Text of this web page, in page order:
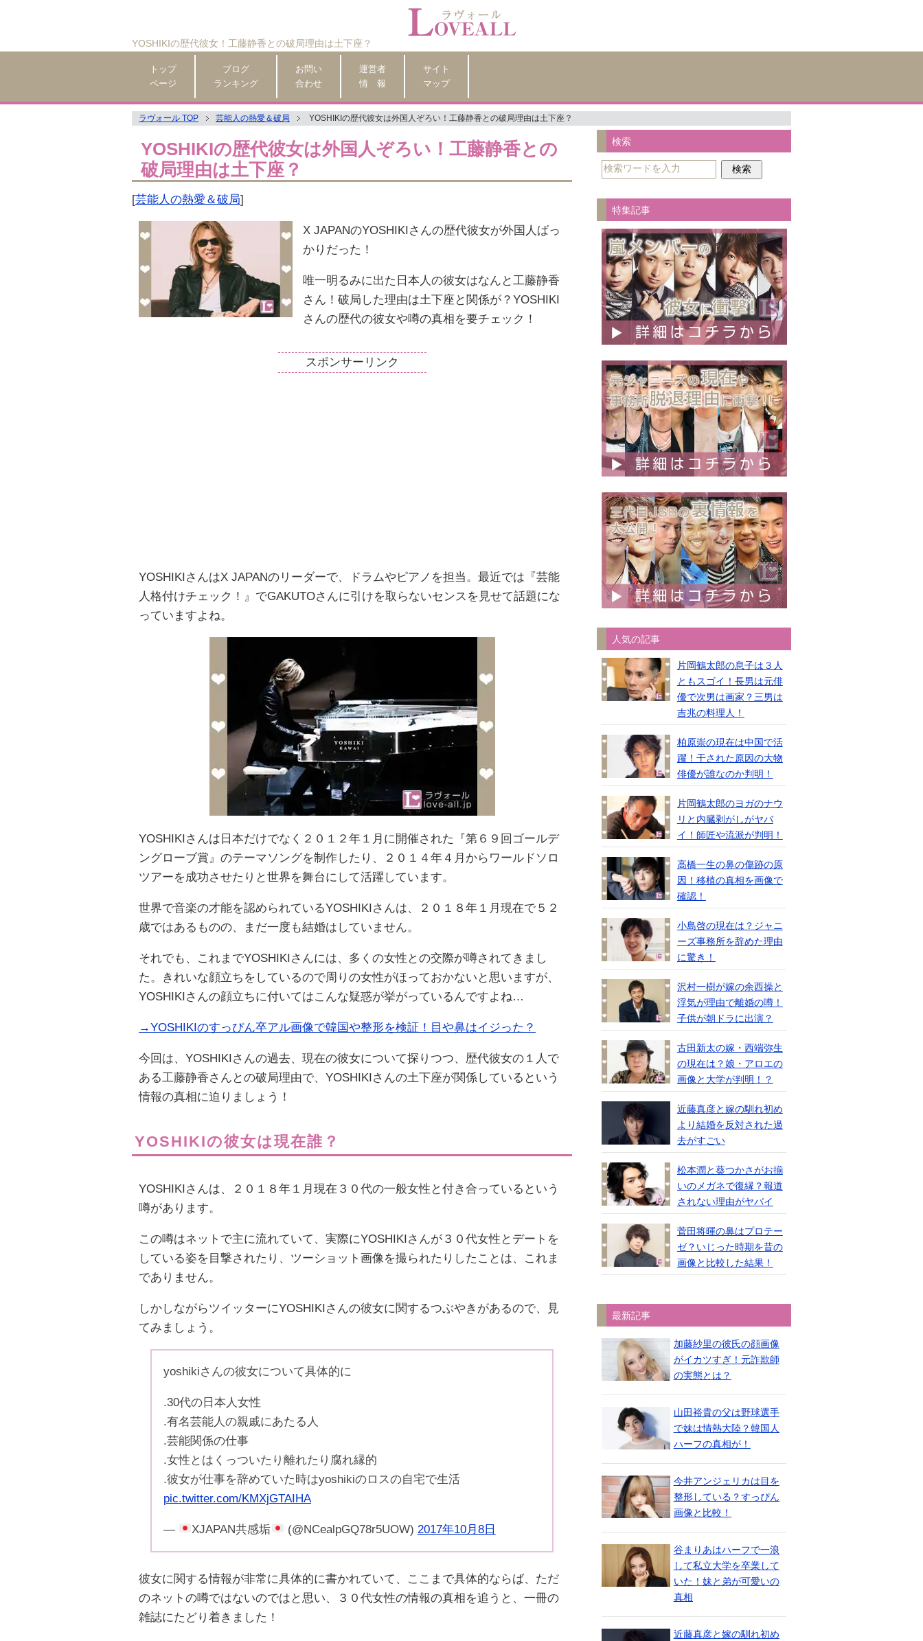
YOSHIKIの歴代彼女！工藤静香との破局理由は土下座？
トップ
ページ
ブログ
ランキング
お問い
合わせ
運営者
情 報
サイト
マップ
ラヴォール TOP 芸能人の熱愛＆破局 YOSHIKIの歴代彼女は外国人ぞろい！工藤静香との破局理由は土下座？
YOSHIKIの歴代彼女は外国人ぞろい！工藤静香との
破局理由は土下座？
[芸能人の熱愛＆破局]
X JAPANのYOSHIKIさんの歴代彼女が外国人ばっ
かりだった！
唯一明るみに出た日本人の彼女はなんと工藤静香
さん！破局した理由は土下座と関係が？YOSHIKI
さんの歴代の彼女や噂の真相を要チェック！
スポンサーリンク
YOSHIKIさんはX JAPANのリーダーで、ドラムやピアノを担当。最近では『芸能
人格付けチェック！』でGAKUTOさんに引けを取らないセンスを見せて話題にな
っていますよね。
YOSHIKIさんは日本だけでなく２０１２年１月に開催された『第６９回ゴールデ
ングローブ賞』のテーマソングを制作したり、２０１４年４月からワールドソロ
ツアーを成功させたりと世界を舞台にして活躍しています。
世界で音楽の才能を認められているYOSHIKIさんは、２０１８年１月現在で５２
歳ではあるものの、まだ一度も結婚はしていません。
それでも、これまでYOSHIKIさんには、多くの女性との交際が噂されてきまし
た。きれいな顔立ちをしているので周りの女性がほっておかないと思いますが、
YOSHIKIさんの顔立ちに付いてはこんな疑惑が挙がっているんですよね…
→YOSHIKIのすっぴん卒アル画像で韓国や整形を検証！目や鼻はイジった？
今回は、YOSHIKIさんの過去、現在の彼女について探りつつ、歴代彼女の１人で
ある工藤静香さんとの破局理由で、YOSHIKIさんの土下座が関係しているという
情報の真相に迫りましょう！
YOSHIKIの彼女は現在誰？
YOSHIKIさんは、２０１８年１月現在３０代の一般女性と付き合っているという
噂があります。
この噂はネットで主に流れていて、実際にYOSHIKIさんが３０代女性とデートを
している姿を目撃されたり、ツーショット画像を撮られたりしたことは、これま
でありません。
しかしながらツイッターにYOSHIKIさんの彼女に関するつぶやきがあるので、見
てみましょう。
yoshikiさんの彼女について具体的に
.30代の日本人女性
.有名芸能人の親戚にあたる人
.芸能関係の仕事
.女性とはくっついたり離れたり腐れ縁的
.彼女が仕事を辞めていた時はyoshikiのロスの自宅で生活
pic.twitter.com/KMXjGTAIHA
— XJAPAN共感垢 (@NCealpGQ78r5UOW) 2017年10月8日
彼女に関する情報が非常に具体的に書かれていて、ここまで具体的ならば、ただ
のネットの噂ではないのではと思い、３０代女性の情報の真相を追うと、一冊の
雑誌にたどり着きました！
検索
特集記事
人気の記事
片岡鶴太郎の息子は３人
ともスゴイ！長男は元俳
優で次男は画家？三男は
吉兆の料理人！
柏原崇の現在は中国で活
躍！干された原因の大物
俳優が誰なのか判明！
片岡鶴太郎のヨガのナウ
リと内臓剥がしがヤバ
イ！師匠や流派が判明！
高橋一生の鼻の傷跡の原
因！移植の真相を画像で
確認！
小島啓の現在は？ジャニ
ーズ事務所を辞めた理由
に驚き！
沢村一樹が嫁の余西操と
浮気が理由で離婚の噂！
子供が朝ドラに出演？
古田新太の嫁・西端弥生
の現在は？娘・アロエの
画像と大学が判明！？
近藤真彦と嫁の馴れ初め
より結婚を反対された過
去がすごい
松本潤と葵つかさがお揃
いのメガネで復縁？報道
されない理由がヤバイ
菅田将暉の鼻はプロテー
ゼ？いじった時期を昔の
画像と比較した結果！
最新記事
加藤紗里の彼氏の顔画像
がイカツすぎ！元詐欺師
の実態とは？
山田裕貴の父は野球選手
で妹は情熱大陸？韓国人
ハーフの真相が！
今井アンジェリカは目を
整形している？すっぴん
画像と比較！
谷まりあはハーフで一浪
して私立大学を卒業して
いた！妹と弟が可愛いの
真相
近藤真彦と嫁の馴れ初め